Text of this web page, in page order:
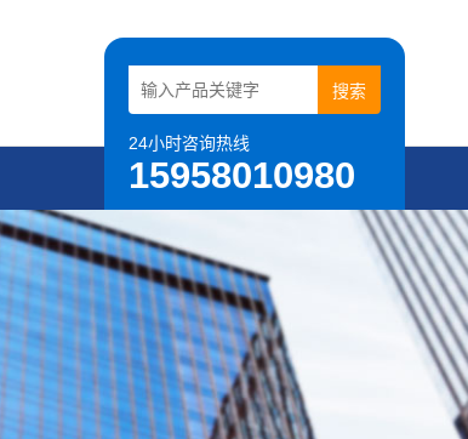
24小时咨询热线
15958010980